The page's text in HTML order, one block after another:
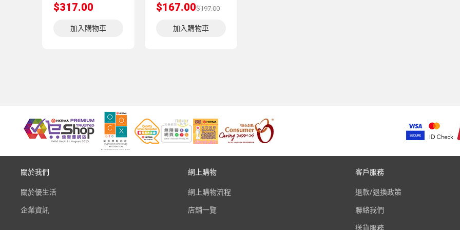
$317.00
加入購物車
$167.00$197.00
加入購物車
關於我們
關於優生活
企業資訊
網上購物
網上購物流程
店舖一覽
客戶服務
退款/退換政策
聯絡我們
送貨服務